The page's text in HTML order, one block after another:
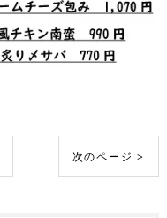
次のページ >